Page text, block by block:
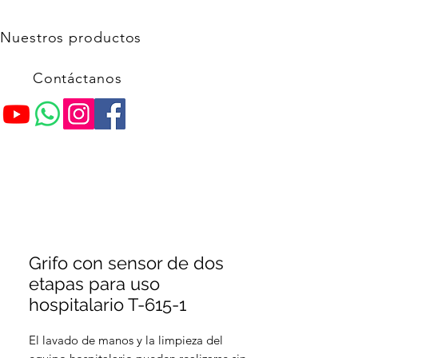
Nuestros productos
Contáctanos
Grifo con sensor de dos
etapas para uso
hospitalario T-615-1
El lavado de manos y la limpieza del